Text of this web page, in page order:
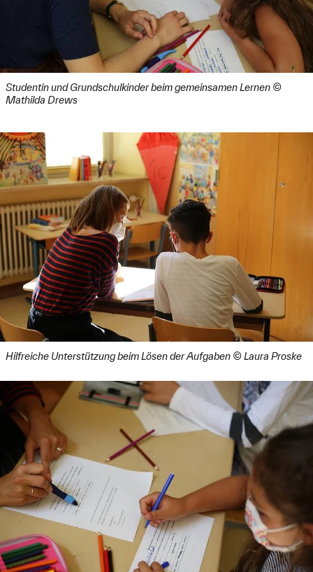
27.04.2021 in der Sendung Mittags in Schwaben, in
der Rundschau am 28.04.2021, 18:30 Uhr, in der
Abendschau – Der Süden am 30.04.2021, 17:30 Uhr
und auf B5 aktuell – Das Campusmagazin am
01.05.2021,siehe Pressespiegel.
ab 03.05.2021 sind weitere Stellen für
wissenschaftliche Hilfskräfte im Transferprojekt
13.05.2021,
siehe Ausschreibung.
ab März 2021:
Geplant war, dass HSA_teach spätestens nach den
Weihnachtsferien im Januar 2021 mit dem
Brückenangebot startet. Durch die in dieser Zeit
geltenden Corona-Bestimmungen wurde der Start auf
März 2021 verschoben.
10.03.2021: Kick-off. Die Lehrerinnen lernen die
Studierenden in einem virtuellen Kick-off kennen und
bilden Tandems. Die Grundschüler:innen werden von
10 Tandems betreut. Die Tandems bestehen aus einer
Lehrerin und jeweils einem Studierenden. Insgesamt
wirken acht Studentinnen und zwei Studenten mit. Eine
weitere Studentin koordiniert die Studierenden.
19.03.2021:Unterzeichnung der
Weiterbildung und Wissenstransfer Prof. Dr.-Ing.
Elisabeth Krön und die Schulleiterin der Grundschule
Augsburg Vor dem Roten Tor Daniela Flaschke
unterzeichnen die Kooperationsvereinbarung.
Ab 22.03.2021: Die zehn Tandems nehmen ihre Arbeit
auf. Durchführung des auf die individuellen
Lernbedarfe der Schüler:innen zugeschnittenen
Förderunterrichts, virtuell oder in Präsenz, unter
Berücksichtigung didaktischer und pädagogischer
Vorgaben sowie der aktuell geltenden Corona-
Bestimmungen.
31.03.2021: Die Augsburger Allgemeine berichtet in
der Print- und Online Ausgabe über das Projekt
Studentin und Grundschulkinder beim gemeinsamen Lernen ©
Mathilda Drews
Hilfreiche Unterstützung beim Lösen der Aufgaben © Laura Proske